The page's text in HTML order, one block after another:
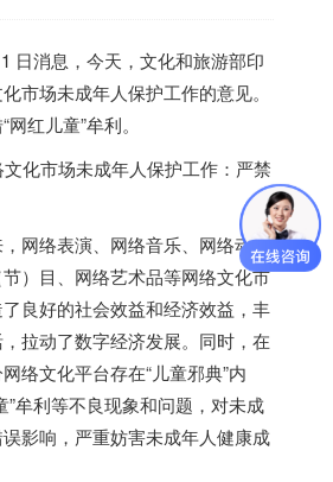
日消息，今天，文化和旅游部印
市场未成年人保护工作的意见。
红儿童”牟利。
网络表演、网络音乐、网络动
）目、网络艺术品等网络文化市
良好的社会效益和经济效益，丰
拉动了数字经济发展。同时，在
络文化平台存在“儿童邪典”内
”牟利等不良现象和问题，对未成
影响，严重妨害未成年人健康成